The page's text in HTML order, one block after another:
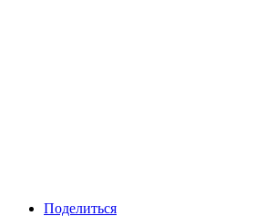
Поделиться